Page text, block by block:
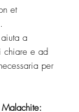
et
a
chiare e ad
per